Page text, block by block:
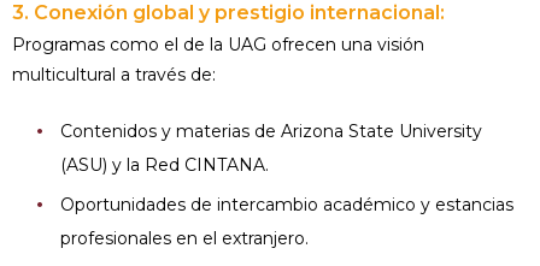
3. Conexión global y prestigio internacional:
Programas como el de la UAG ofrecen una visión
multicultural a través de:
Contenidos y materias de Arizona State University
(ASU) y la Red CINTANA.
Oportunidades de intercambio académico y estancias
profesionales en el extranjero.